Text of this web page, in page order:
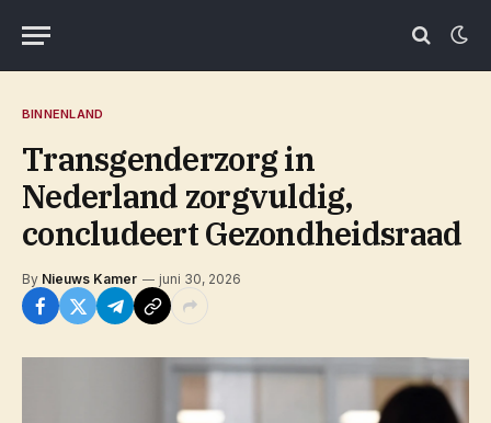
BINNENLAND
Transgenderzorg in
Nederland zorgvuldig,
concludeert Gezondheidsraad
By Nieuws Kamer juni 30, 2026